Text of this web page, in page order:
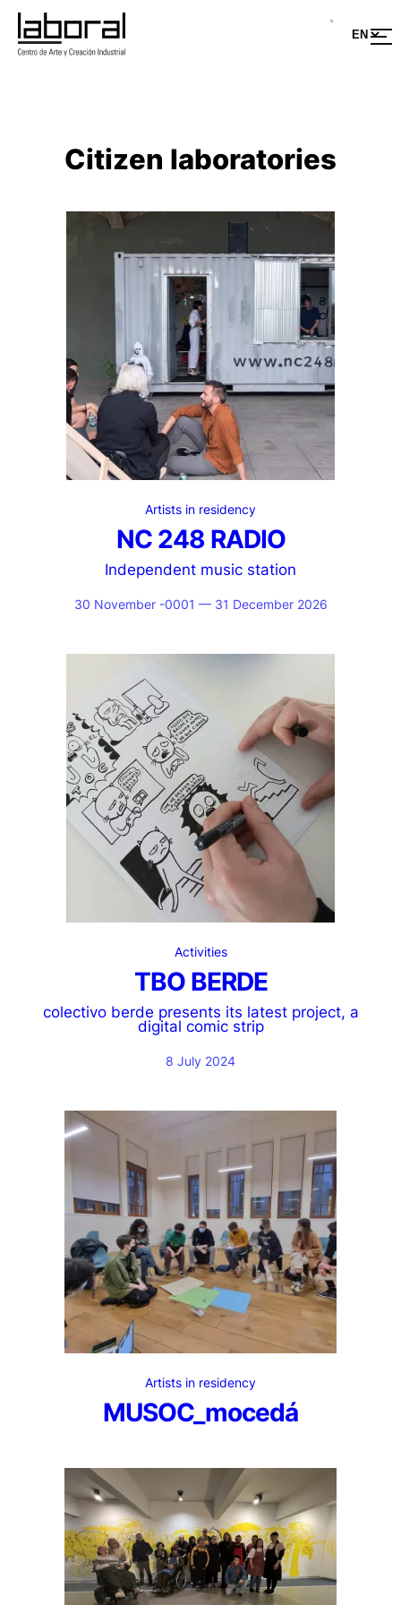
Skip
content
Citizen laboratories
Artists in residency
NC 248 RADIO
Independent music station
30 November -0001 — 31 December 2026
Activities
TBO BERDE
colectivo berde presents its latest project, a
digital comic strip
8 July 2024
Artists in residency
MUSOC_mocedá